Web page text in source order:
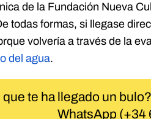
de la Fundación Nueva
todas formas, si llegase
volvería a través de la
del agua.
te ha llegado un
WhatsApp (+34